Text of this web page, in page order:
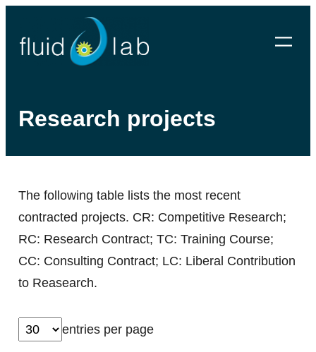
content
Research projects
The following table lists the most recent
contracted projects. CR: Competitive Research;
RC: Research Contract; TC: Training Course;
CC: Consulting Contract; LC: Liberal Contribution
to Reasearch.
entries per page